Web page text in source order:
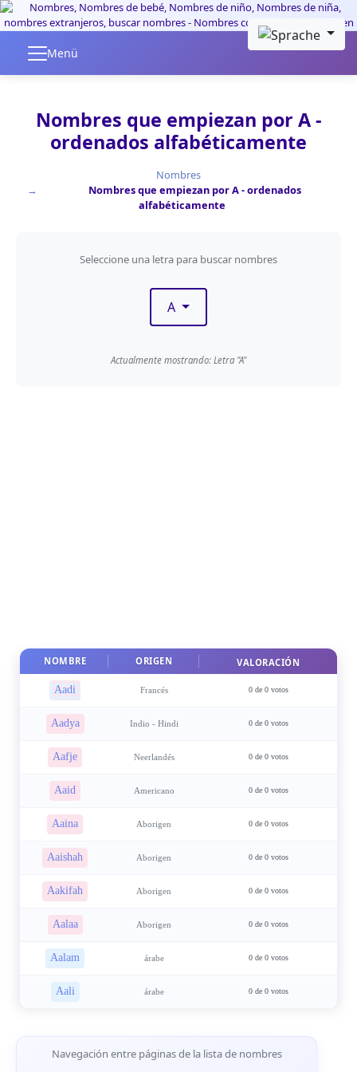
Skip to main content
Menü
Nombres que empiezan por A -
ordenados alfabéticamente
Nombres
Nombres que empiezan por A - ordenados
alfabéticamente
Filtrar por primera letra
Seleccione una letra para buscar nombres
A
Actualmente mostrando: Letra "A"
NOMBRE ORIGEN VALORACIÓN
Aadi Francés 0 de 0 votos
Aadya Indio - Hindi 0 de 0 votos
Aafje Neerlandés 0 de 0 votos
Aaid Americano 0 de 0 votos
Aaina Aborigen 0 de 0 votos
Aaishah Aborigen 0 de 0 votos
Aakifah Aborigen 0 de 0 votos
Aalaa Aborigen 0 de 0 votos
Aalam árabe 0 de 0 votos
Aali árabe 0 de 0 votos
Navegación de páginas
Navegación entre páginas de la lista de nombres